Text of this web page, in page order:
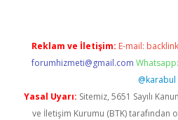
Reklam ve İletişim: E-mail:
forumhizmeti@gmail.com
@karabul
Yasal Uyarı: Sitemiz, 5651 Sayılı
ve İletişim Kurumu (BTK) tarafından